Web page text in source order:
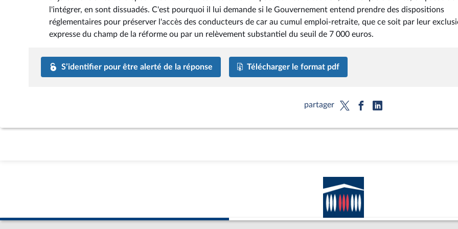
l'intégrer, en sont dissuadés. C'est pourquoi il lui demande si le Gouvernement entend prendre des dispositions
réglementaires pour préserver l'accès des conducteurs de car au cumul emploi-retraite, que ce soit par leur
expresse du champ de la réforme ou par un relèvement substantiel du seuil de 7 000 euros.
S’identifier pour être alerté de la réponse Télécharger le format pdf
partager